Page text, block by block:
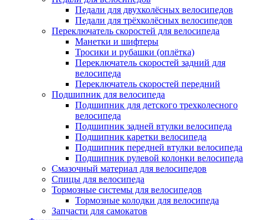
Педали для двухколёсных велосипедов
Педали для трёхколёсных велосипедов
Переключатель скоростей для велосипеда
Манетки и шифтеры
Тросики и рубашки (оплётка)
Переключатель скоростей задний для
велосипеда
Переключатель скоростей передний
Подшипник для велосипеда
Подшипник для детского трехколесного
велосипеда
Подшипник задней втулки велосипеда
Подшипник каретки велосипеда
Подшипник передней втулки велосипеда
Подшипник рулевой колонки велосипеда
Смазочный материал для велосипедов
Спицы для велосипеда
Тормозные системы для велосипедов
Тормозные колодки для велосипеда
Запчасти для самокатов